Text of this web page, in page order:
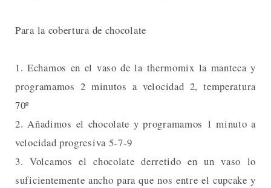
Para la cobertura de chocolate
1. Echamos en el vaso de la thermomix la manteca y
programamos 2 minutos a velocidad 2, temperatura
70º
2. Añadimos el chocolate y programamos 1 minuto a
velocidad progresiva 5-7-9
3. Volcamos el chocolate derretido en un vaso lo
suficientemente ancho para que nos entre el cupcake y